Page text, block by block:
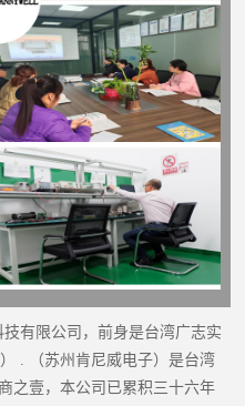
有限公司，前身是台湾广志实
. （苏州肯尼威电子）是台湾
之壹，本公司已累积三十六年